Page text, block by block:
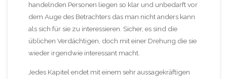
handelnden Personen liegen so klar und unbedarft vor
dem Auge des Betrachters das man nicht anders kann
als sich für sie zu interessieren. Sicher, es sind die
üblichen Verdächtigen, doch mit einer Drehung die sie
wieder irgendwie interessant macht.
Jedes Kapitel endet mit einem sehr aussagekräftigen